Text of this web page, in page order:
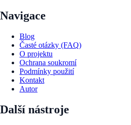
Navigace
Blog
Časté otázky (FAQ)
O projektu
Ochrana soukromí
Podmínky použití
Kontakt
Autor
Další nástroje